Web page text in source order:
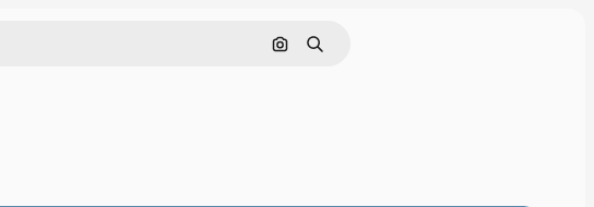
Nach Bild suchen
Suchen